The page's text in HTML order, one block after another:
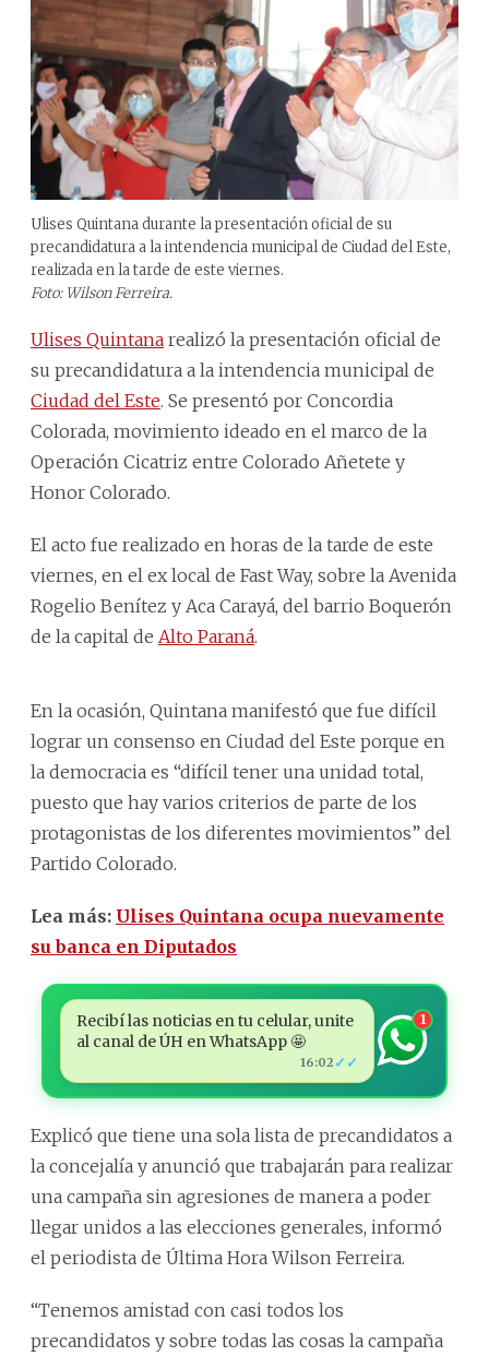
Ulises Quintana durante la presentación oficial de su
precandidatura a la intendencia municipal de Ciudad del Este,
realizada en la tarde de este viernes.
Foto: Wilson Ferreira.
Ulises Quintana realizó la presentación oficial de
su precandidatura a la intendencia municipal de
Ciudad del Este. Se presentó por Concordia
Colorada, movimiento ideado en el marco de la
Operación Cicatriz entre Colorado Añetete y
Honor Colorado.
El acto fue realizado en horas de la tarde de este
viernes, en el ex local de Fast Way, sobre la Avenida
Rogelio Benítez y Aca Carayá, del barrio Boquerón
de la capital de Alto Paraná.
En la ocasión, Quintana manifestó que fue difícil
lograr un consenso en Ciudad del Este porque en
la democracia es “difícil tener una unidad total,
puesto que hay varios criterios de parte de los
protagonistas de los diferentes movimientos” del
Partido Colorado.
Lea más: Ulises Quintana ocupa nuevamente
su banca en Diputados
Recibí las noticias en tu celular, unite
al canal de ÚH en WhatsApp 🤩
16:02 ✓✓
1
Explicó que tiene una sola lista de precandidatos a
la concejalía y anunció que trabajarán para realizar
una campaña sin agresiones de manera a poder
llegar unidos a las elecciones generales, informó
el periodista de Última Hora Wilson Ferreira.
“Tenemos amistad con casi todos los
precandidatos y sobre todas las cosas la campaña